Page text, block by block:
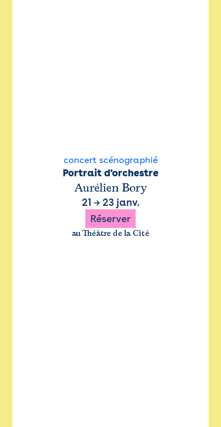
concert scénographié
Portrait d'orchestre
Aurélien Bory
21 → 23 janv.
Réserver
au Théâtre de la Cité